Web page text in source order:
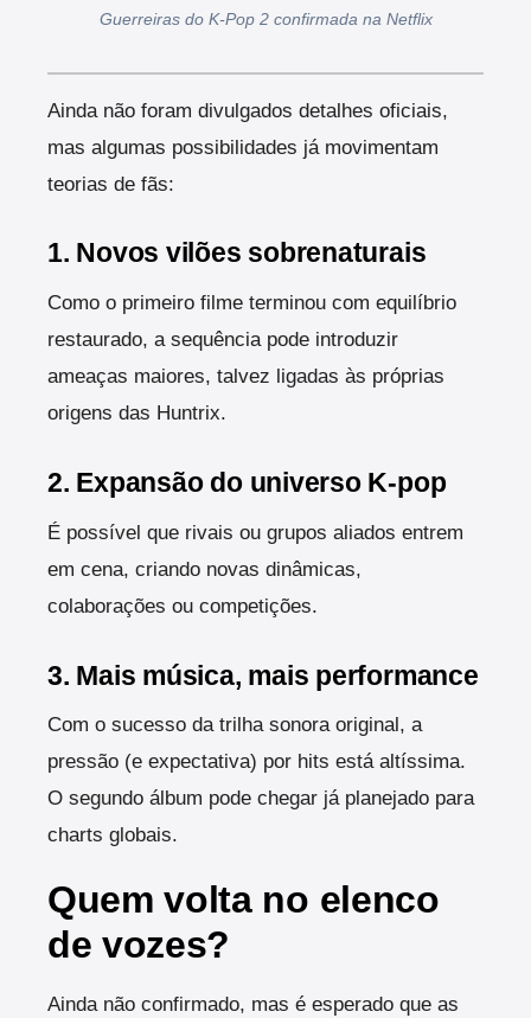
Guerreiras do K-Pop 2 confirmada na Netflix
Ainda não foram divulgados detalhes oficiais,
mas algumas possibilidades já movimentam
teorias de fãs:
1. Novos vilões sobrenaturais
Como o primeiro filme terminou com equilíbrio
restaurado, a sequência pode introduzir
ameaças maiores, talvez ligadas às próprias
origens das Huntrix.
2. Expansão do universo K-pop
É possível que rivais ou grupos aliados entrem
em cena, criando novas dinâmicas,
colaborações ou competições.
3. Mais música, mais performance
Com o sucesso da trilha sonora original, a
pressão (e expectativa) por hits está altíssima.
O segundo álbum pode chegar já planejado para
charts globais.
Quem volta no elenco
de vozes?
Ainda não confirmado, mas é esperado que as